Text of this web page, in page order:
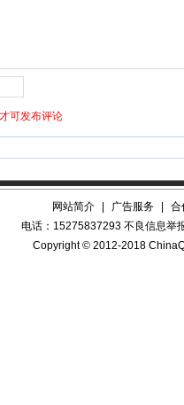
网站简介 广告服务
合
电话：15275837293 不良信息举
Copyright © 2012-2018